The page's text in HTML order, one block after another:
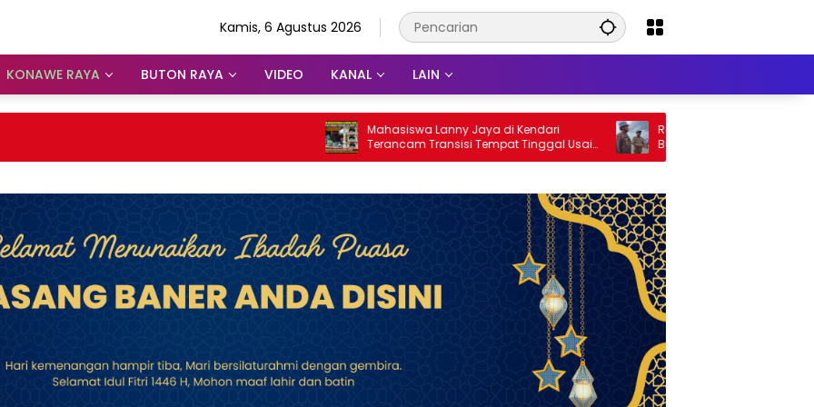
Kamis, 6 Agustus 2026
KONAWE RAYA BUTON RAYA VIDEO KANAL LAIN
Mahasiswa Lanny Jaya di Kendari
Terancam Transisi Tempat Tinggal Usai
Masa Kontrakan Berakhir
Respons Blokade Jalur Hauling IPIP,
Bupati Amri Minta Semua Pihak
Kedepankan Dialog dan Kepastian